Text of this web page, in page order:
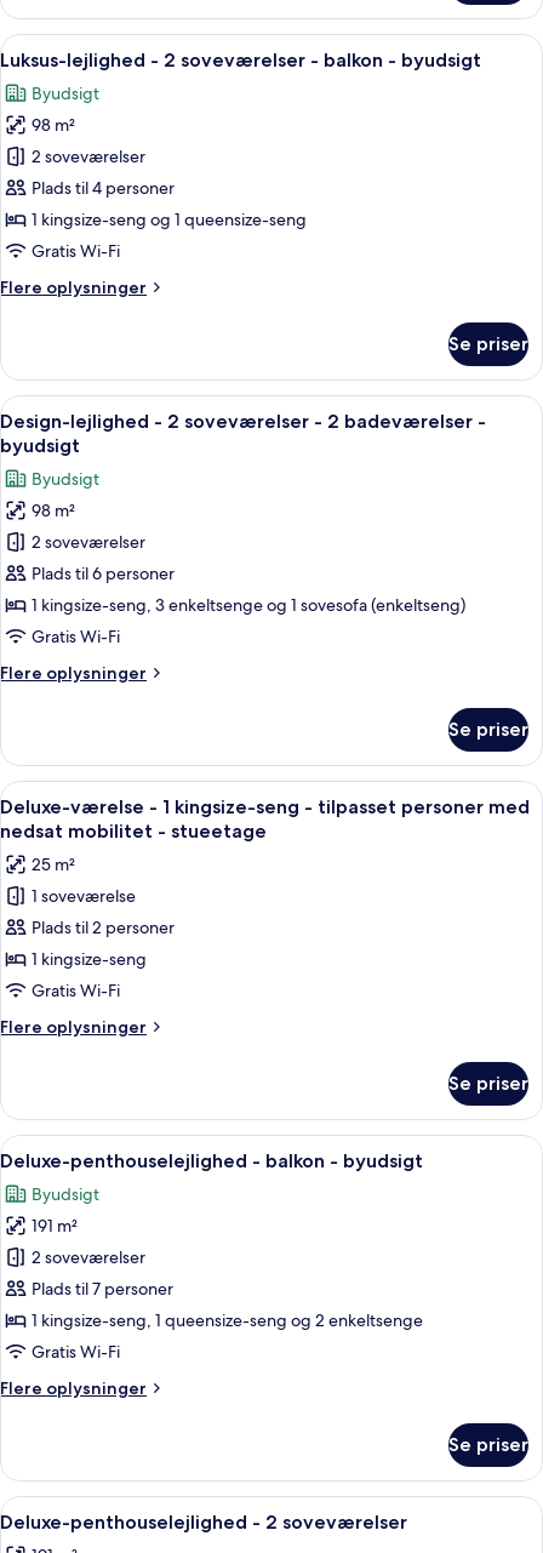
byudsigt
lejlighed
2
soveværelser
-
2
badeværelser
byudsigt
Indlæs
alle
billeder
af
Luksus-
lejlighed
-
2
-
byudsigt
Hyggeligt opholdsområde med
16
Luksus-lejlighed - 2 soveværelser - balkon - byudsigt
Byudsigt
98 m²
2 soveværelser
Plads til 4 personer
1 kingsize-seng og 1 queensize-seng
Gratis Wi-Fi
Flere oplysninger
Flere
lejlighed
2
soveværelser
balkon
byudsigt
Se priser
Indlæs
alle
billeder
af
Design-
lejlighed
-
2
soveværelser
2
byudsigt
En moderne stue med sofa,
15
Design-lejlighed - 2 soveværelser - 2 badeværelser -
byudsigt
Byudsigt
98 m²
2 soveværelser
Plads til 6 personer
1 kingsize-seng, 3 enkeltsenge og 1 sovesofa (enkeltseng)
Gratis Wi-Fi
Flere oplysninger
Flere
lejlighed
2
soveværelser
2
badeværelser
byudsigt
Se priser
Indlæs
alle
billeder
af
Deluxe-
værelse
-
1
kingsize-
seng
tilpasset
personer
med
nedsat
mobilitet
-
stueetage
Et hotelværelse med en stor seng,
5
Deluxe-værelse - 1 kingsize-seng - tilpasset personer med
nedsat mobilitet - stueetage
25 m²
1 soveværelse
Plads til 2 personer
1 kingsize-seng
Gratis Wi-Fi
Flere oplysninger
Flere
værelse
1
kingsize-
seng
tilpasset
personer
med
nedsat
mobilitet
-
Se priser
Indlæs
alle
billeder
af
Deluxe-
penthouselejlighed
-
balkon
byudsigt
Deluxe-penthouselejlighed - balkon
11
Deluxe-penthouselejlighed - balkon - byudsigt
Byudsigt
191 m²
2 soveværelser
Plads til 7 personer
1 kingsize-seng, 1 queensize-seng og 2 enkeltsenge
Gratis Wi-Fi
Flere oplysninger
Flere
penthouselejlighed
balkon
Se priser
Indlæs
alle
Deluxe-penthouselejlighed - 2
12
Deluxe-penthouselejlighed - 2 soveværelser